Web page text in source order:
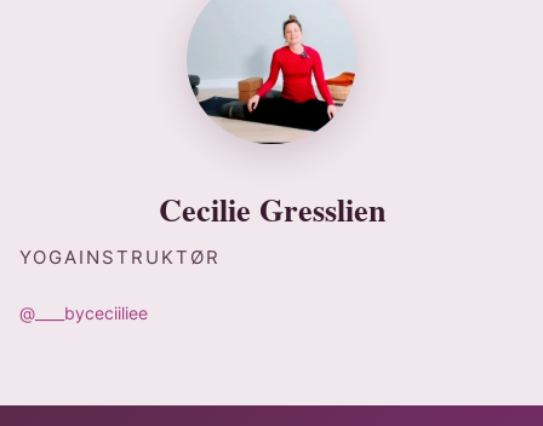
Cecilie Gresslien
YOGAINSTRUKTØR
@____byceciiliee